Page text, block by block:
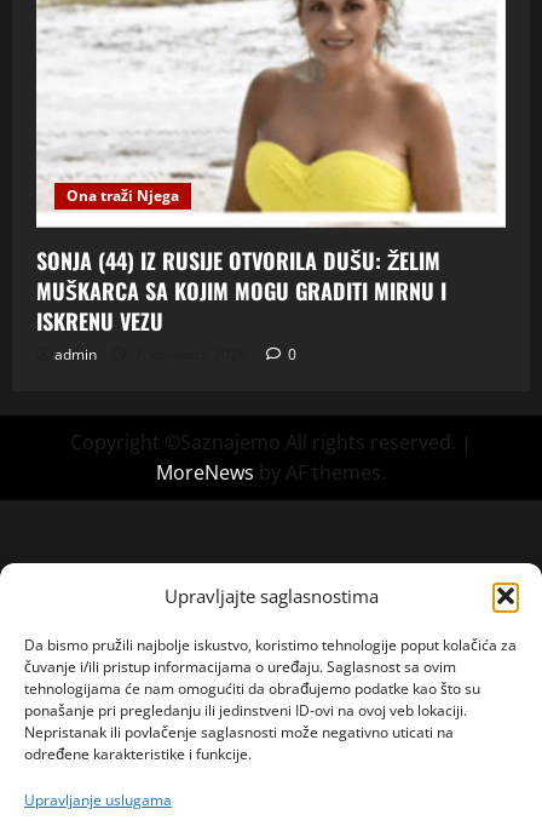
Upravljajte saglasnostima
Da bismo pružili najbolje iskustvo, koristimo tehnologije poput kolačića za
čuvanje i/ili pristup informacijama o uređaju. Saglasnost sa ovim
tehnologijama će nam omogućiti da obrađujemo podatke kao što su
ponašanje pri pregledanju ili jedinstveni ID-ovi na ovoj veb lokaciji.
Nepristanak ili povlačenje saglasnosti može negativno uticati na
određene karakteristike i funkcije.
Upravljanje uslugama
Ona traži Njega
SONJA (44) IZ RUSIJE OTVORILA DUŠU: ŽELIM
MUŠKARCA SA KOJIM MOGU GRADITI MIRNU I
ISKRENU VEZU
admin 0
Copyright ©Saznajemo All rights reserved. |
MoreNews by AF themes.